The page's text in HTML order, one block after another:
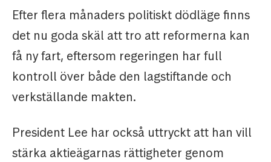
Efter flera månaders politiskt dödläge finns
det nu goda skäl att tro att reformerna kan
få ny fart, eftersom regeringen har full
kontroll över både den lagstiftande och
verkställande makten.
President Lee har också uttryckt att han vill
stärka aktieägarnas rättigheter genom